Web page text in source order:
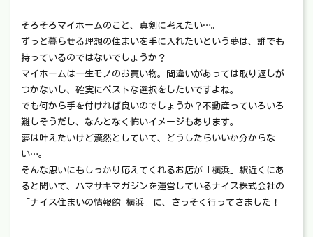
そろそろマイホームのこと、真剣に考えたい…。
ずっと暮らせる理想の住まいを手に入れたいという夢は、誰でも
持っているのではないでしょうか？
マイホームは一生モノのお買い物。間違いがあっては取り返しが
つかないし、確実にベストな選択をしたいですよね。
でも何から手を付ければ良いのでしょうか？不動産っていろいろ
難しそうだし、なんとなく怖いイメージもあります。
夢は叶えたいけど漠然としていて、どうしたらいいか分からな
い…。
そんな思いにもしっかり応えてくれるお店が「横浜」駅近くにあ
ると聞いて、ハマサキマガジンを運営しているナイス株式会社の
「ナイス住まいの情報館 横浜」に、さっそく行ってきました！